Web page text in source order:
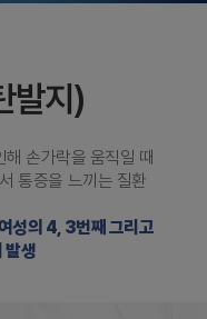
발지)
해 손가락을 움직일 때
통증을 느끼는 질환
성의 4, 3번째 그리고
발생